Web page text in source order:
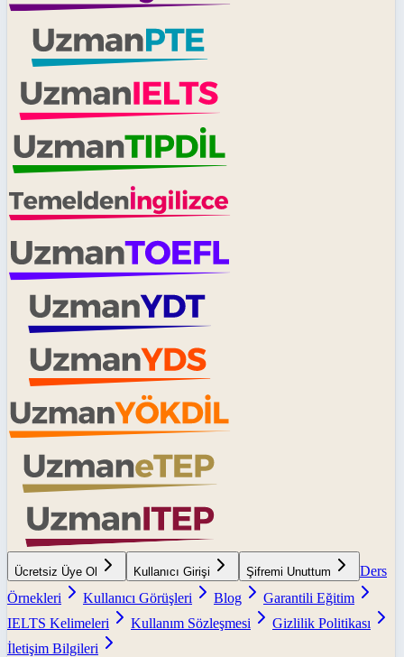
Ücretsiz Üye Ol Kullanıcı Girişi Şifremi Unuttum
Ders
Örnekleri
Kullanıcı Görüşleri Blog
Garantili Eğitim
IELTS Kelimeleri
Kullanım Sözleşmesi
Gizlilik Politikası
İletişim Bilgileri